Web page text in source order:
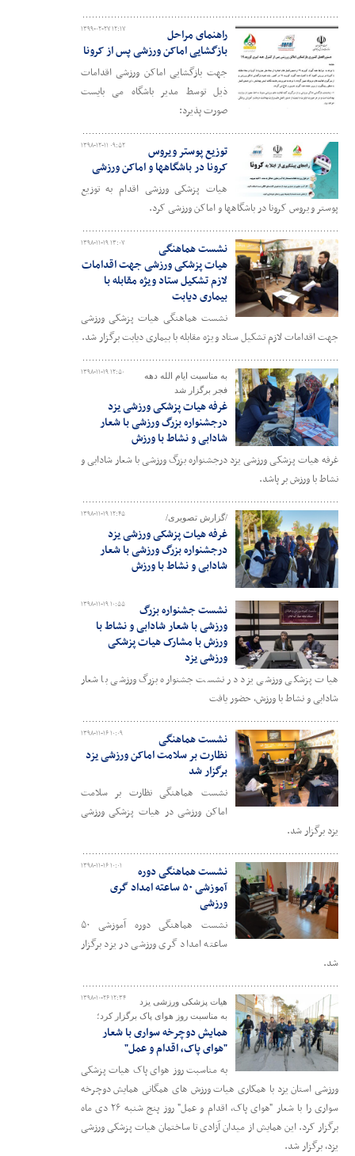
۱۳۹۹-۰۲-۲۷ ۱۲:۱۷
راهنمای مراحل
بازگشایی اماکن ورزشی پس از کرونا
جهت بازگشایی اماکن ورزشی اقدامات
ذیل توسط مدیر باشگاه می بایست
صورت پذیرد:
۱۳۹۸-۱۲-۱۱ ۰۹:۵۲
توزیع پوستر ویروس
کرونا در باشگاهها و اماکن ورزشی
هیات پزشکی ورزشی اقدام به توزیع
پوستر ویروس کرونا در باشگاهها و اماکن ورزشی کرد.
۱۳۹۸-۱۱-۱۹ ۱۳:۰۷
نشست هماهنگی
هیات پزشکی ورزشی جهت اقدامات
لازم تشکیل ستاد ویژه مقابله با
بیماری دیابت
نشست هماهنگی هیات پزشکی ورزشی
جهت اقدامات لازم تشکیل ستاد ویژه مقابله با بیماری دیابت برگزار شد.
۱۳۹۸-۱۱-۱۹ ۱۲:۵۰
به مناسبت ایام الله دهه
فجر برگزار شد
غرفه هیات پزشکی ورزشی یزد
درجشنواره بزرگ ورزشی با شعار
شادابی و نشاط با ورزش
غرفه هیات پزشکی ورزشی یزد درجشنواره بزرگ ورزشی با شعار شادابی و
نشاط با ورزش بر پاشد.
۱۳۹۸-۱۱-۱۹ ۱۲:۴۵ /گزارش تصویری/
غرفه هیات پزشکی ورزشی یزد
درجشنواره بزرگ ورزشی با شعار
شادابی و نشاط با ورزش
۱۳۹۸-۱۱-۱۹ ۱۰:۵۵
نشست جشنواره بزرگ
ورزشی با شعار شادابی و نشاط با
ورزش با مشارک هیات پزشکی
ورزشی یزد
هیات پزشکی ورزشی یزد در نشست جشنواره بزرگ ورزشی با شعار
شادابی و نشاط با ورزش، حضور یافت
۱۳۹۸-۱۱-۱۶ ۱۰:۰۹
نشست هماهنگی
نظارت بر سلامت اماکن ورزشی یزد
برگزار شد
نشست هماهنگی نظارت بر سلامت
اماکن ورزشی در هیات پزشکی ورزشی
یزد برگزار شد.
۱۳۹۸-۱۱-۱۶ ۱۰:۰۱
نشست هماهنگی دوره‌
آموزشی ۵۰ ساعته امداد گری
ورزشی
نشست هماهنگی دوره‌ آموزشی ۵۰
ساعته امداد گری ورزشی در یزد برگزار
شد.
۱۳۹۸-۱۰-۲۶ ۱۲:۳۴
هیات پزشکی ورزشی یزد
به مناسبت روز هوای پاک برگزار کرد؛
همایش دوچرخه سواری با شعار
"هوای پاک، اقدام و عمل"
به مناسبت روز هوای پاک هیات پزشکی
ورزشی استان یزد با همکاری هیات ورزش های همگانی همایش دوچرخه
سواری را با شعار "هوای پاک، اقدام و عمل" روز پنج شنبه ۲۶ دی ماه
برگزار کرد. این همایش از میدان آزادی تا ساختمان هیات پزشکی ورزشی
یزد، برگزار شد.